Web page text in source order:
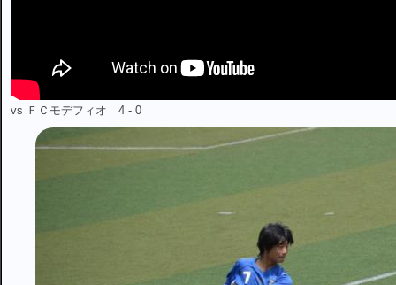
vs ＦＣモデフィオ 4 - 0